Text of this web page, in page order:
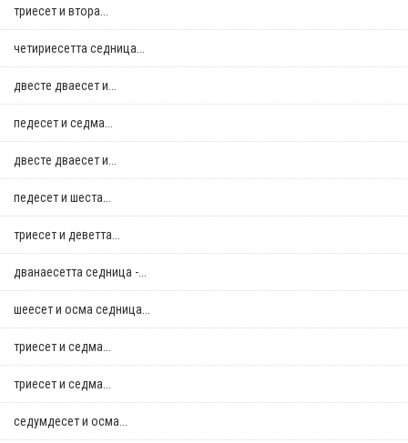
триесет и втора...
четириесетта седница...
двестe дваесет и...
педесет и седма...
двестe дваесет и...
педесет и шеста...
триесет и деветта...
дванаесетта седница -...
шеесет и осма седница...
триесет и седма...
триесет и седма...
седумдесет и осма...